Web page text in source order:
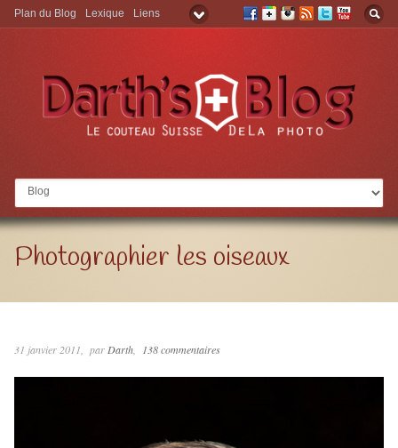
Aller à:
Plan du Blog Lexique Liens
Photographier les oiseaux
31 janvier 2011 parDarth 138 commentaires